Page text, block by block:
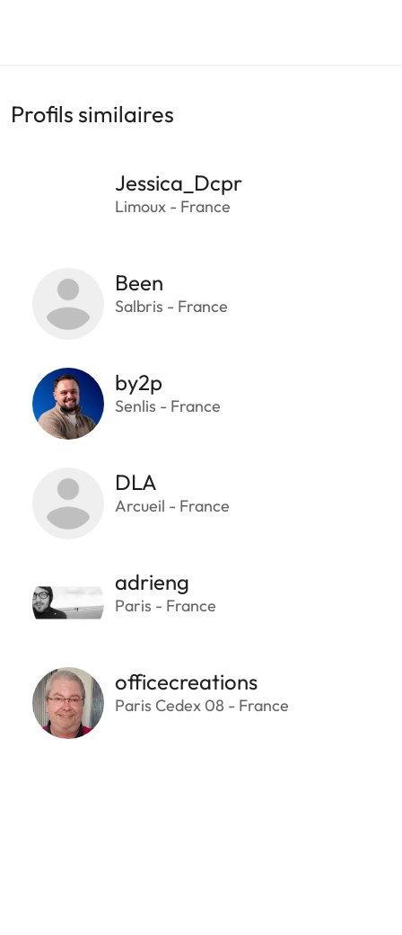
Profils similaires
Jessica_Dcpr
Limoux - France
Been
Salbris - France
by2p
Senlis - France
DLA
Arcueil - France
adrieng
Paris - France
officecreations
Paris Cedex 08 - France